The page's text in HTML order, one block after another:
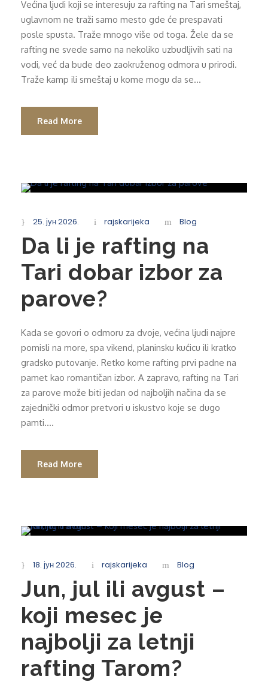
Većina ljudi koji se interesuju za rafting na Tari smeštaj,
uglavnom ne traži samo mesto gde će prespavati
posle spusta. Traže mnogo više od toga. Žele da se
rafting ne svede samo na nekoliko uzbudljivih sati na
vodi, već da bude deo zaokruženog odmora u prirodi.
Traže kamp ili smeštaj u kome mogu da se...
Read More
25. јун 2026. rajskarijeka Blog
Da li je rafting na
Tari dobar izbor za
parove?
Kada se govori o odmoru za dvoje, većina ljudi najpre
pomisli na more, spa vikend, planinsku kućicu ili kratko
gradsko putovanje. Retko kome rafting prvi padne na
pamet kao romantičan izbor. A zapravo, rafting na Tari
za parove može biti jedan od najboljih načina da se
zajednički odmor pretvori u iskustvo koje se dugo
pamti....
Read More
18. јун 2026. rajskarijeka Blog
Jun, jul ili avgust –
koji mesec je
najbolji za letnji
rafting Tarom?